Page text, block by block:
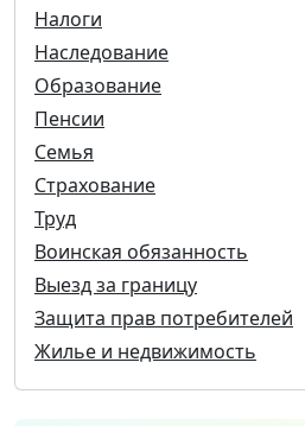
Налоги
Наследование
Образование
Пенсии
Семья
Страхование
Труд
Воинская обязанность
Выезд за границу
Защита прав потребителей
Жилье и недвижимость